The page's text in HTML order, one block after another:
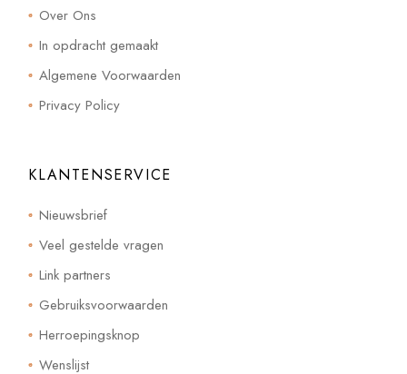
Over Ons
In opdracht gemaakt
Algemene Voorwaarden
Privacy Policy
KLANTENSERVICE
Nieuwsbrief
Veel gestelde vragen
Link partners
Gebruiksvoorwaarden
Herroepingsknop
Wenslijst